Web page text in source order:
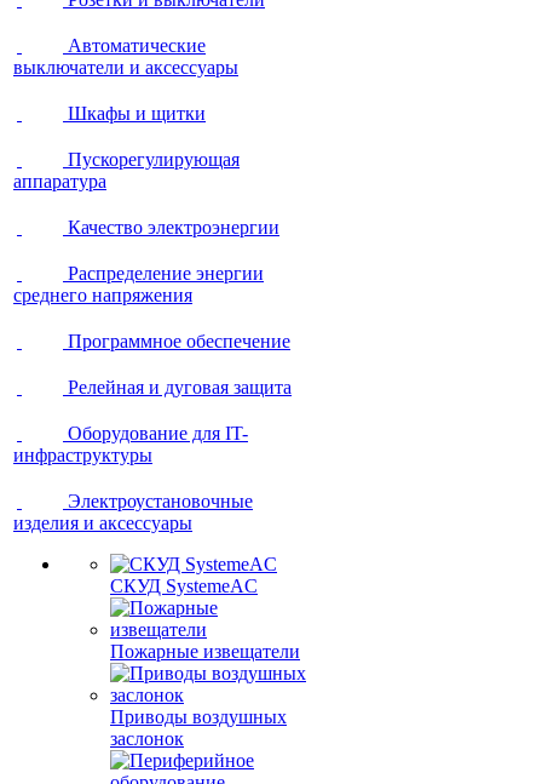
Автоматические
выключатели и аксессуары
Шкафы и щитки
Пускорегулирующая
аппаратура
Качество электроэнергии
Распределение энергии
среднего напряжения
Программное обеспечение
Релейная и дуговая защита
Оборудование для IT-
инфраструктуры
Электроустановочные
изделия и аксессуары
СКУД SystemeAC
Пожарные извещатели
Приводы воздушных
заслонок